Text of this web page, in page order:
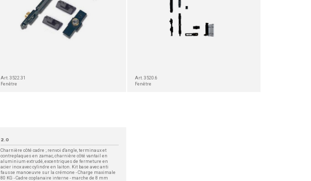
Art. 3522.31
Fenêtre
Art. 3520.6
Fenêtre
2.0
Charnière côté cadre ; renvoi d'angle, terminaux et
contreplaques en zamac, charnière côté vantail en
aluminium extrudé, excentriques de fermeture en
acier inox avec cylindre en laiton. Kit base avec anti
fausse manoeuvre sur la crémone - Charge maximale
80 KG - Cadre coplanaire interne - marche de 8 mm